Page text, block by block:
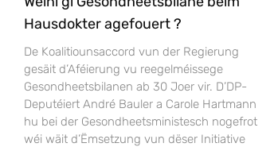
Hausdokter agefouert ?
De Koalitiounsaccord vun der Regierung
gesäit d’Aféierung vu reegelméissege
Gesondheetsbilanen ab 30 Joer vir. D’DP-
Deputéiert André Bauler a Carole Hartmann
hu bei der Gesondheetsministesch nogefrot
wéi wäit d’Ëmsetzung vun dëser Initiative